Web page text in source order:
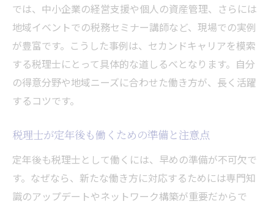
税理士選びで重視すべき実績と人柄の見方
面談で確認したい税理士の対応力と誠実さ
税理士の専門分野や得意領域を把握する方
法
税理士との相性やコミュニケーションの重
信頼できる税理士を選ぶ面談時の質問例
税務署と税理士の相談先選びの違いを知る
では、中小企業の経営支援や個人の資産管理、さらには
地域イベントでの税務セミナー講師など、現場での実例
が豊富です。こうした事例は、セカンドキャリアを模索
する税理士にとって具体的な道しるべとなります。自分
の得意分野や地域ニーズに合わせた働き方が、長く活躍
するコツです。
税理士が定年後も働くための準備と注意点
定年後も税理士として働くには、早めの準備が不可欠で
す。なぜなら、新たな働き方に対応するためには専門知
識のアップデートやネットワーク構築が重要だからで